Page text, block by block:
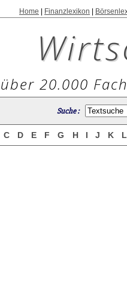
Home Finanzlexikon
über 20.000
Suche :
C D E F G H I J K